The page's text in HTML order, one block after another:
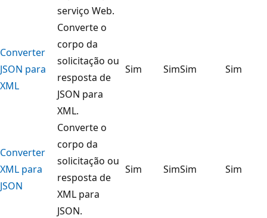
serviço Web.
Converter
JSON para
XML
Converte o
corpo da
solicitação ou
resposta de
JSON para
XML.
Sim SimSim Sim
Converter
XML para
JSON
Converte o
corpo da
solicitação ou
resposta de
XML para
JSON.
Sim SimSim Sim